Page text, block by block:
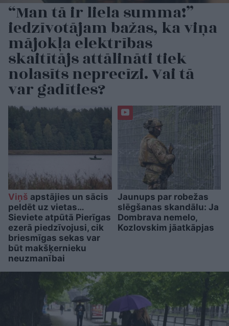
“Man tā ir liela summa!”
iedzīvotājam bažas, ka viņa
mājokļa elektrības
skaitītājs attālināti tiek
nolasīts neprecīzi. Vai tā
var gadīties?
Viņš apstājies un sācis
peldēt uz vietas…
Sieviete atpūtā Pierīgas
ezerā piedzīvojusi, cik
briesmīgas sekas var
būt makšķernieku
neuzmanībai
Jaunups par robežas
slēgšanas skandālu: Ja
Dombrava nemelo,
Kozlovskim jāatkāpjas